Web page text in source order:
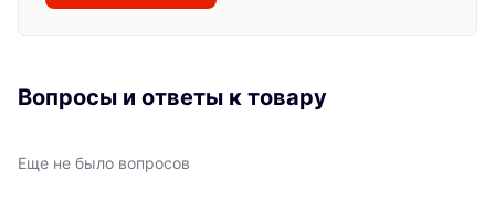
Вопросы и ответы к товару
Еще не было вопросов